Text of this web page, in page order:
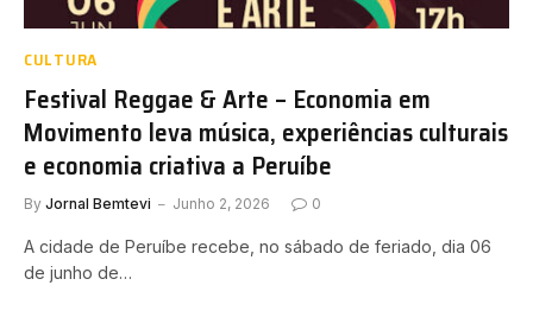
CULTURA
Festival Reggae & Arte – Economia em
Movimento leva música, experiências culturais
e economia criativa a Peruíbe
By Jornal Bemtevi Junho 2, 2026 0
A cidade de Peruíbe recebe, no sábado de feriado, dia 06
de junho de…